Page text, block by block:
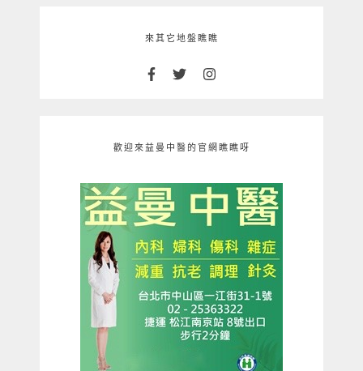
來其它地盤瞧瞧
歡迎來益曼中醫的官網瞧瞧呀